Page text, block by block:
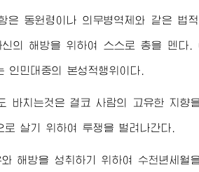
은 동원령이나 의무병역제와 같은 법
의 해방을 위하여 스스로 총을 멘다.
인민대중의 본성적행위이다.
바치는것은 결코 사람의 고유한 지향
살기 위하여 투쟁을 벌려나간다.
해방을 성취하기 위하여 수천년세